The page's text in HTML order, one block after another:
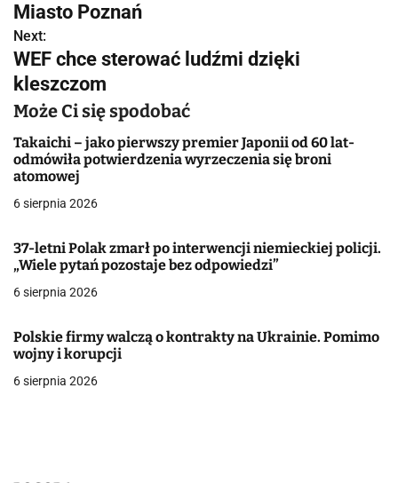
i
g
a
c
j
a
p
i
u
Miasto Poznań
Next:
WEF chce sterować ludźmi dzięki
kleszczom
Może Ci się spodobać
Takaichi – jako pierwszy premier Japonii od 60 lat-
odmówiła potwierdzenia wyrzeczenia się broni
atomowej
6 sierpnia 2026
37-letni Polak zmarł po interwencji niemieckiej policji.
„Wiele pytań pozostaje bez odpowiedzi”
6 sierpnia 2026
Polskie firmy walczą o kontrakty na Ukrainie. Pomimo
wojny i korupcji
6 sierpnia 2026